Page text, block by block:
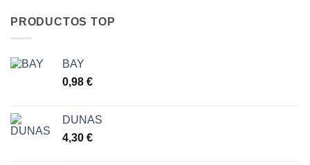
PRODUCTOS TOP
BAY
0,98 €
DUNAS
4,30 €